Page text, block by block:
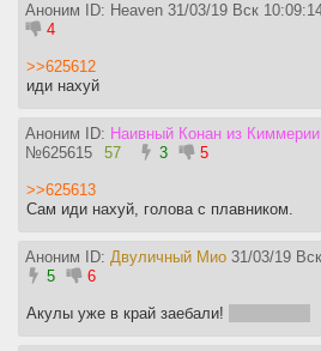
Аноним ID: Heaven 31/03/19 Вск
4
>>625612
иди нахуй
Аноним ID: Наивный Конан из Киммерии
№625615 57 3 5
>>625613
Сам иди нахуй, голова с плавником.
Аноним ID: Двуличный Мио 31/03/19
5
6
Акулы уже в край заебали!